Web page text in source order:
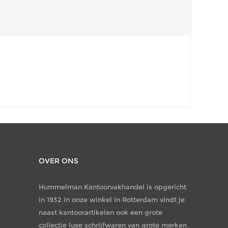
OVER ONS
Hummelman Kantoorvakhandel is opgericht
in 1932 in onze winkel in Rotterdam vindt je
naast kantoorartikelen ook een grote
collectie luxe schrijfwaren van grote merken